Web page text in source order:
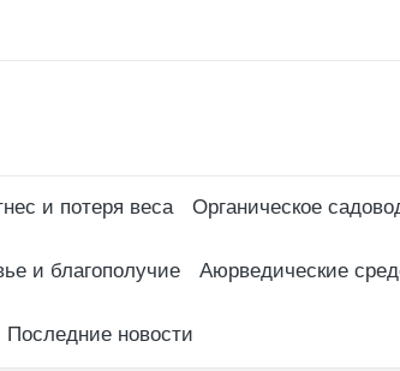
и потеря веса Органическое
и благополучие Аюрведические
Последние новости